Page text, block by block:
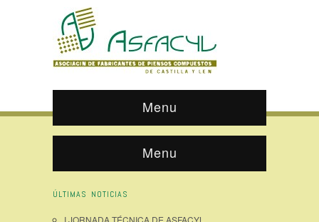
Menu
Menu
ÚLTIMAS NOTICIAS
I JORNADA TÉCNICA DE ASFACYL